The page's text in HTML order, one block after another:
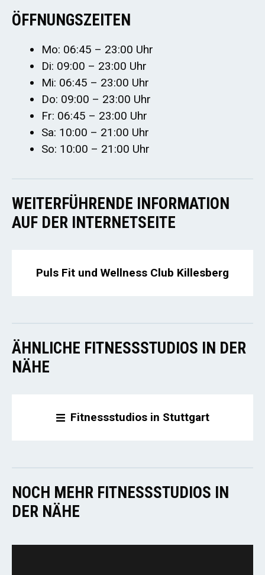
ÖFFNUNGSZEITEN
Mo: 06:45 – 23:00 Uhr
Di: 09:00 – 23:00 Uhr
Mi: 06:45 – 23:00 Uhr
Do: 09:00 – 23:00 Uhr
Fr: 06:45 – 23:00 Uhr
Sa: 10:00 – 21:00 Uhr
So: 10:00 – 21:00 Uhr
WEITERFÜHRENDE INFORMATION
AUF DER INTERNETSEITE
Puls Fit und Wellness Club Killesberg
ÄHNLICHE FITNESSSTUDIOS IN DER
NÄHE
Fitnessstudios in Stuttgart
NOCH MEHR FITNESSSTUDIOS IN
DER NÄHE